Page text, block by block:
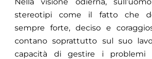
stereotipi come il fatto che
sempre forte, deciso e
contano soprattutto sul suo
capacità di gestire i problemi